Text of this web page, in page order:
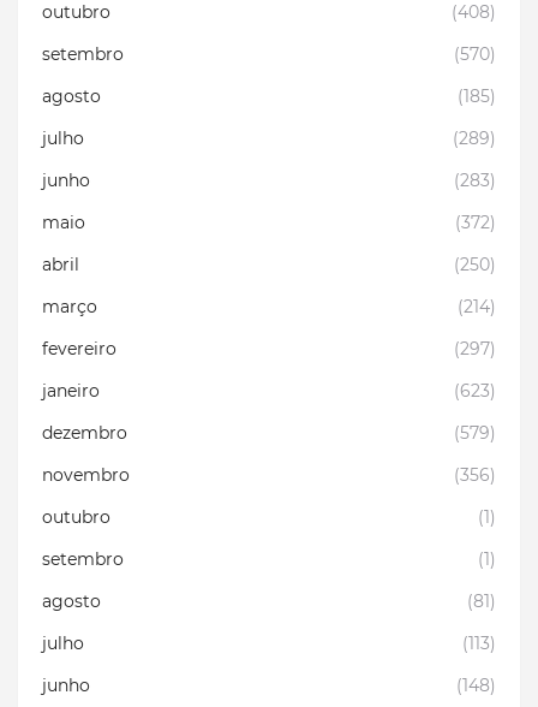
outubro
(408)
setembro
(570)
agosto
(185)
julho
(289)
junho
(283)
maio
(372)
abril
(250)
março
(214)
fevereiro
(297)
janeiro
(623)
dezembro
(579)
novembro
(356)
outubro
(1)
setembro
(1)
agosto
(81)
julho
(113)
junho
(148)